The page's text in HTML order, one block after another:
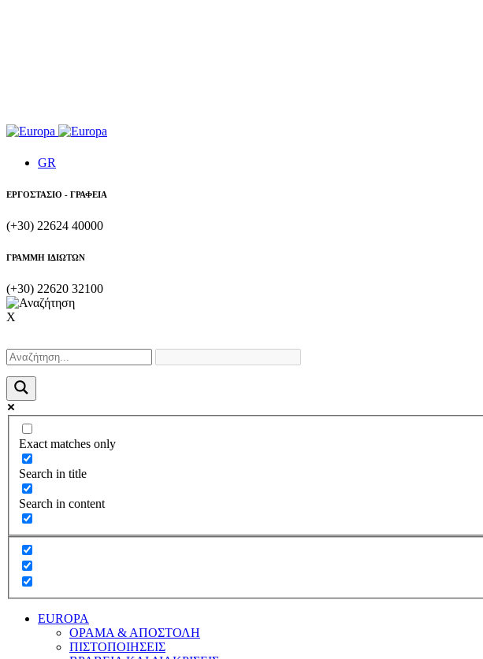
GR
ΕΡΓΟΣΤΑΣΙΟ - ΓΡΑΦΕΙΑ
(+30) 22624 40000
ΓΡΑΜΜΗ ΙΔΙΩΤΩΝ
(+30) 22620 32100
X
Exact matches only
Search in title
Search in content
EUROPA
ΟΡΑΜΑ & ΑΠΟΣΤΟΛΗ
ΠΙΣΤΟΠΟΙΗΣΕΙΣ